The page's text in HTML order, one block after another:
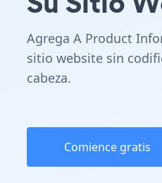
Agrega A Product
sitio website sin
cabeza.
Comience gratis